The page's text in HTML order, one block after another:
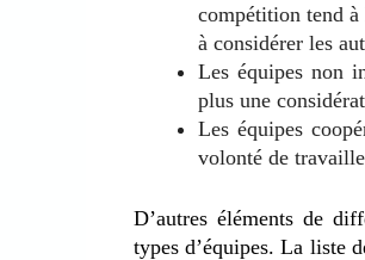
compétition tend
à considérer les
Les équipes non
plus une
Les équipes
volonté de
D’autres éléments de
types d’équipes. La liste